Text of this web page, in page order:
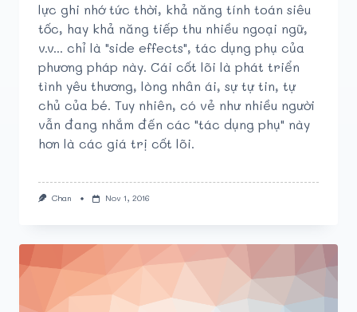
lực ghi nhớ tức thời, khả năng tính toán siêu
tốc, hay khả năng tiếp thu nhiều ngoại ngữ,
v.v... chỉ là "side effects", tác dụng phụ của
phương pháp này. Cái cốt lõi là phát triển
tình yêu thương, lòng nhân ái, sự tự tin, tự
chủ của bé. Tuy nhiên, có vẻ như nhiều người
vẫn đang nhắm đến các "tác dụng phụ" này
hơn là các giá trị cốt lõi.
Chan Nov 1, 2016